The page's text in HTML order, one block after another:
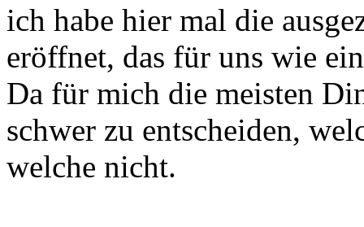
ich habe hier mal die
eröffnet, das für uns wie
Da für mich die meisten
schwer zu entscheiden,
welche nicht.